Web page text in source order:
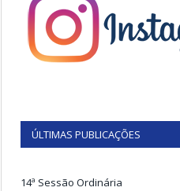
ÚLTIMAS PUBLICAÇÕES
14ª Sessão Ordinária